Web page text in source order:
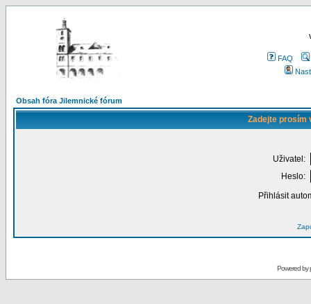
FAQ
Obsah fóra Jilemnické fórum
Zadejte prosím
Uživatel:
Heslo:
Přihlásit
Powered by